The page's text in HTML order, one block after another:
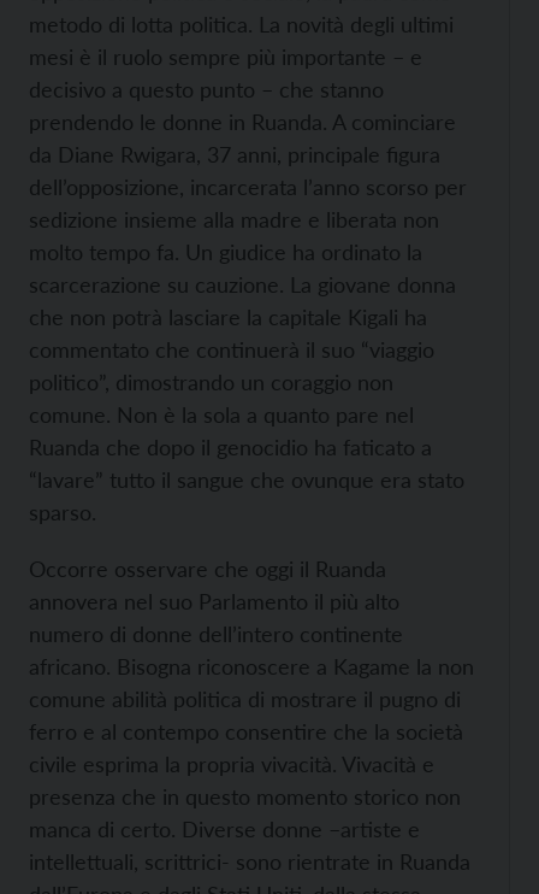
metodo di lotta politica. La novità degli ultimi
mesi è il ruolo sempre più importante – e
decisivo a questo punto – che stanno
prendendo le donne in Ruanda. A cominciare
da Diane Rwigara, 37 anni, principale figura
dell’opposizione, incarcerata l’anno scorso per
sedizione insieme alla madre e liberata non
molto tempo fa. Un giudice ha ordinato la
scarcerazione su cauzione. La giovane donna
che non potrà lasciare la capitale Kigali ha
commentato che continuerà il suo “viaggio
politico”, dimostrando un coraggio non
comune. Non è la sola a quanto pare nel
Ruanda che dopo il genocidio ha faticato a
“lavare” tutto il sangue che ovunque era stato
sparso.
Occorre osservare che oggi il Ruanda
annovera nel suo Parlamento il più alto
numero di donne dell’intero continente
africano. Bisogna riconoscere a Kagame la non
comune abilità politica di mostrare il pugno di
ferro e al contempo consentire che la società
civile esprima la propria vivacità. Vivacità e
presenza che in questo momento storico non
manca di certo. Diverse donne –artiste e
intellettuali, scrittrici- sono rientrate in Ruanda